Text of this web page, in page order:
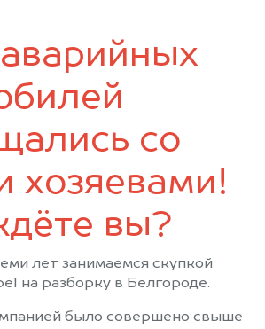
со
хозяевами!
вы?
лет занимаемся скупкой
на разборку в Белгороде.
было совершено свыше